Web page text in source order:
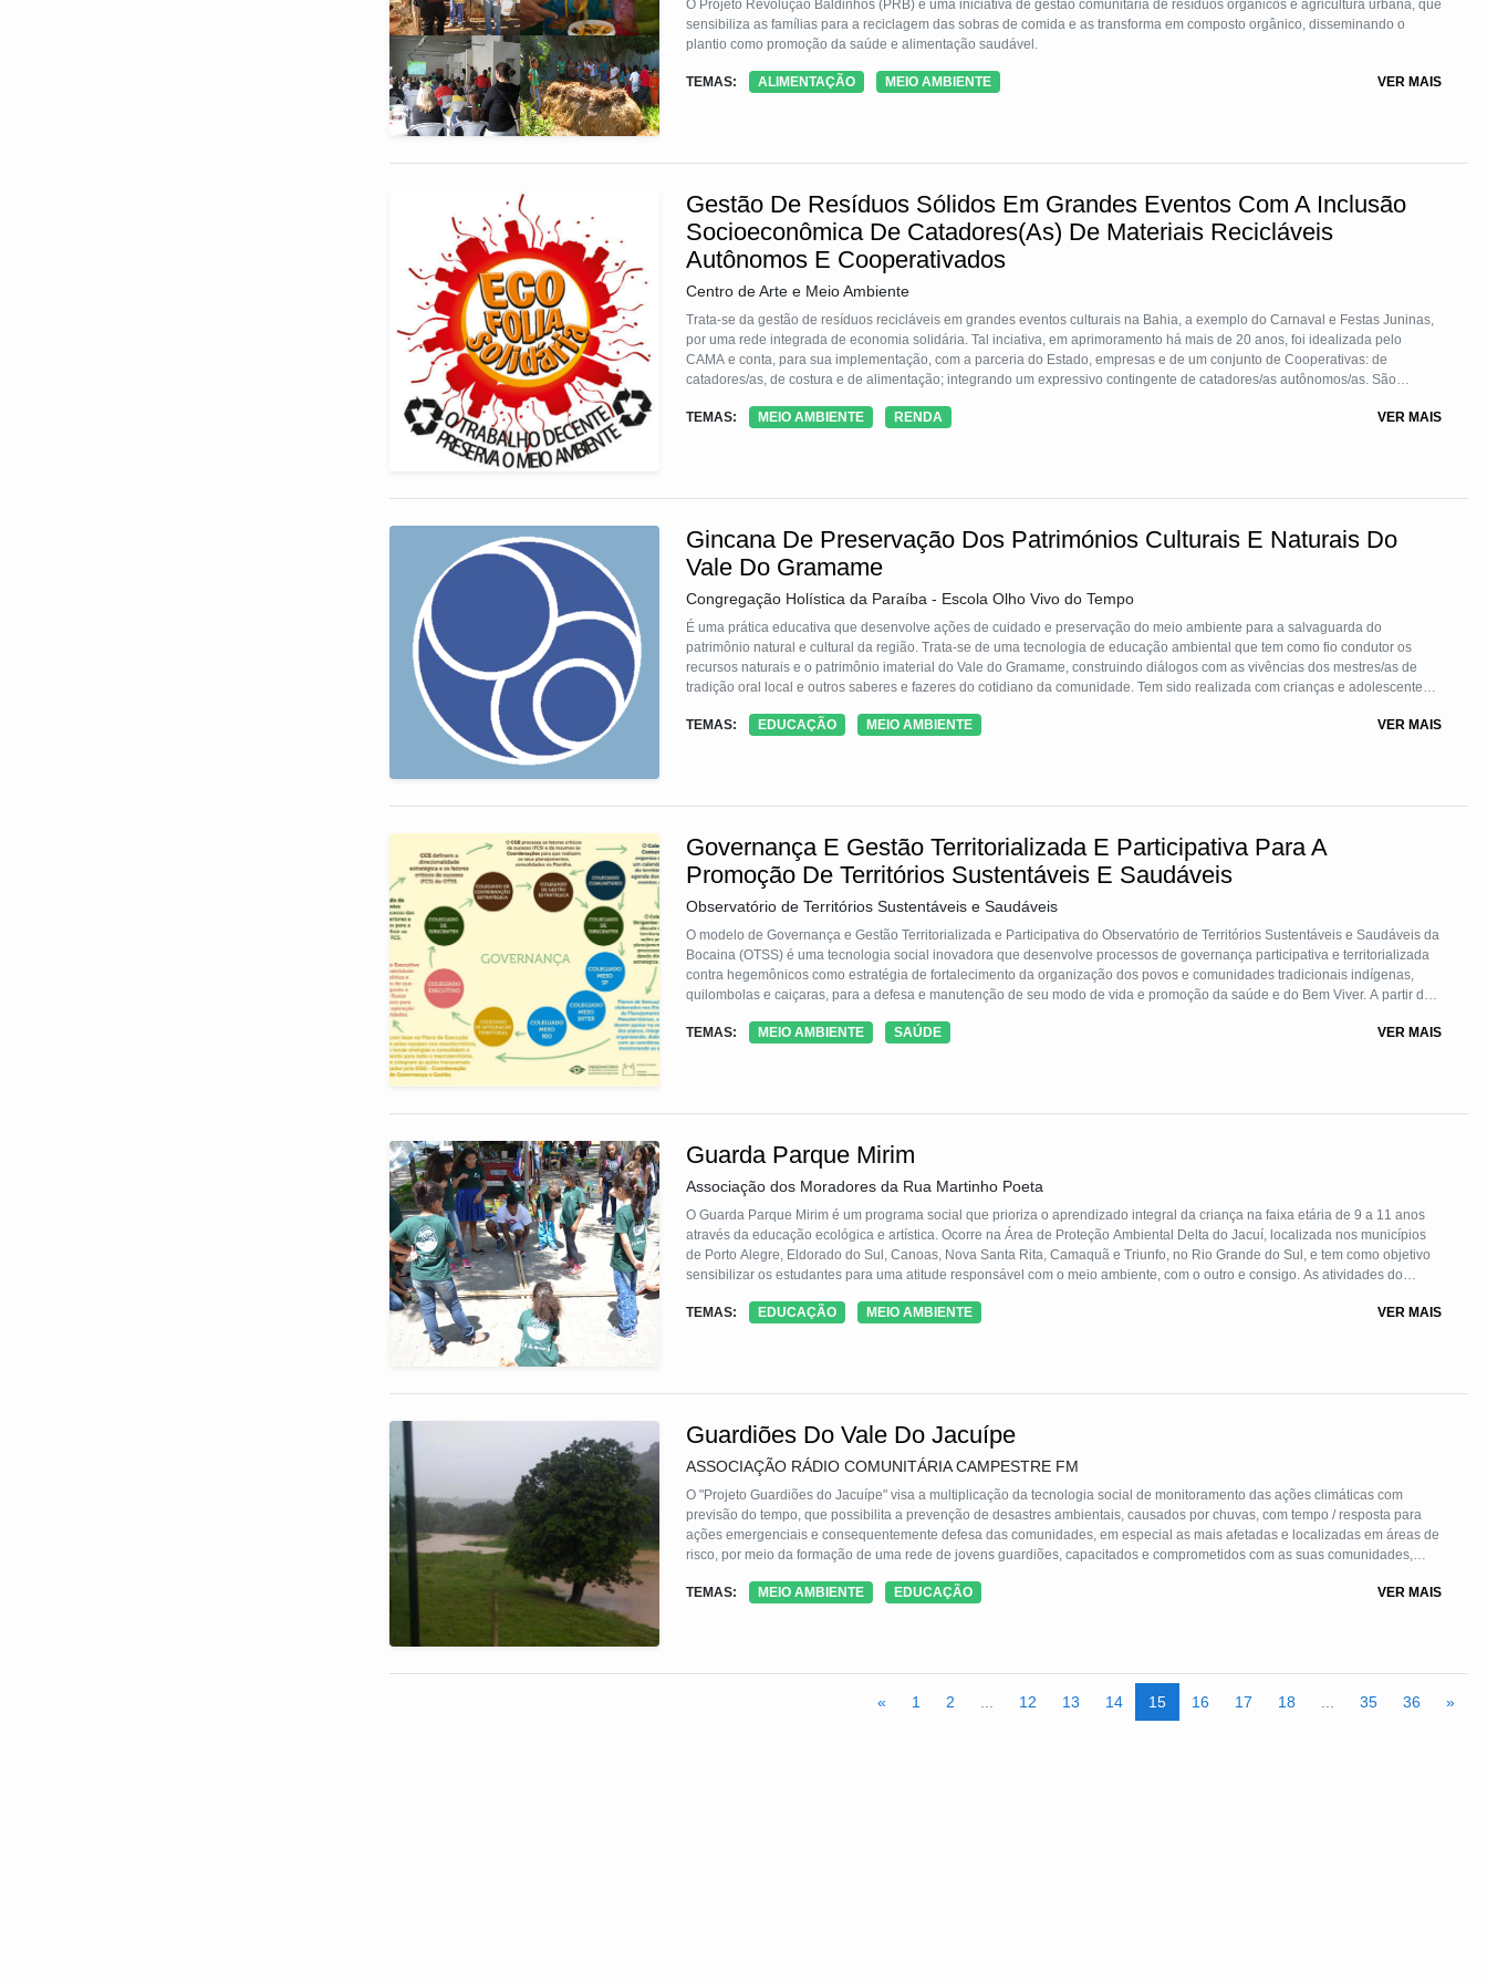
O Projeto Revolução Baldinhos (PRB) é uma iniciativa de gestão comunitária de resíduos orgânicos e agricultura urbana, que
sensibiliza as famílias para a reciclagem das sobras de comida e as transforma em composto orgânico, disseminando o
plantio como promoção da saúde e alimentação saudável.
TEMAS: ALIMENTAÇÃO MEIO AMBIENTE VER MAIS
Gestão De Resíduos Sólidos Em Grandes Eventos Com A Inclusão
Socioeconômica De Catadores(As) De Materiais Recicláveis
Autônomos E Cooperativados
Centro de Arte e Meio Ambiente
Trata-se da gestão de resíduos recicláveis em grandes eventos culturais na Bahia, a exemplo do Carnaval e Festas Juninas,
por uma rede integrada de economia solidária. Tal inciativa, em aprimoramento há mais de 20 anos, foi idealizada pelo
CAMA e conta, para sua implementação, com a parceria do Estado, empresas e de um conjunto de Cooperativas: de
catadores/as, de costura e de alimentação; integrando um expressivo contingente de catadores/as autônomos/as. São
fardamento, EPIs, alimentação, comercialização solidária com valores acima dos atravessadores e bonificação por produção.
TEMAS: MEIO AMBIENTE RENDA VER MAIS
Gincana De Preservação Dos Patrimónios Culturais E Naturais Do
Vale Do Gramame
Congregação Holística da Paraíba - Escola Olho Vivo do Tempo
É uma prática educativa que desenvolve ações de cuidado e preservação do meio ambiente para a salvaguarda do
patrimônio natural e cultural da região. Trata-se de uma tecnologia de educação ambiental que tem como fio condutor os
recursos naturais e o patrimônio imaterial do Vale do Gramame, construindo diálogos com as vivências dos mestres/as de
tradição oral local e outros saberes e fazeres do cotidiano da comunidade. Tem sido realizada com crianças e adolescentes
públicas e privadas. Como resultado, foi publicada uma cartilha para disseminar essa experiência.
TEMAS: EDUCAÇÃO MEIO AMBIENTE VER MAIS
Governança E Gestão Territorializada E Participativa Para A
Promoção De Territórios Sustentáveis E Saudáveis
Observatório de Territórios Sustentáveis e Saudáveis
O modelo de Governança e Gestão Territorializada e Participativa do Observatório de Territórios Sustentáveis e Saudáveis da
Bocaina (OTSS) é uma tecnologia social inovadora que desenvolve processos de governança participativa e territorializada
contra hegemônicos como estratégia de fortalecimento da organização dos povos e comunidades tradicionais indígenas,
quilombolas e caiçaras, para a defesa e manutenção de seu modo de vida e promoção da saúde e do Bem Viver. A partir de
portanto, a autonomia dessas populações em processo contínuo de formação tecnopolítica, ampliando a capacidade de
TEMAS: MEIO AMBIENTE SAÚDE VER MAIS
Guarda Parque Mirim
Associação dos Moradores da Rua Martinho Poeta
O Guarda Parque Mirim é um programa social que prioriza o aprendizado integral da criança na faixa etária de 9 a 11 anos
através da educação ecológica e artística. Ocorre na Área de Proteção Ambiental Delta do Jacuí, localizada nos municípios
de Porto Alegre, Eldorado do Sul, Canoas, Nova Santa Rita, Camaquã e Triunfo, no Rio Grande do Sul, e tem como objetivo
sensibilizar os estudantes para uma atitude responsável com o meio ambiente, com o outro e consigo. As atividades do
Guarda Parque Mirim está sem sua quinta edição e possui vinculação direta com as escolas públicas.
TEMAS: EDUCAÇÃO MEIO AMBIENTE VER MAIS
Guardiões Do Vale Do Jacuípe
ASSOCIAÇÃO RÁDIO COMUNITÁRIA CAMPESTRE FM
O "Projeto Guardiões do Jacuípe" visa a multiplicação da tecnologia social de monitoramento das ações climáticas com
previsão do tempo, que possibilita a prevenção de desastres ambientais, causados por chuvas, com tempo / resposta para
ações emergenciais e consequentemente defesa das comunidades, em especial as mais afetadas e localizadas em áreas de
risco, por meio da formação de uma rede de jovens guardiões, capacitados e comprometidos com as suas comunidades,
freáticos, a mata atlântica, o uso racional das águas e a preocupação com as nascentes da região.
TEMAS: MEIO AMBIENTE EDUCAÇÃO VER MAIS
« 1 2 12 13 14 15 16 17 18 35 36 »